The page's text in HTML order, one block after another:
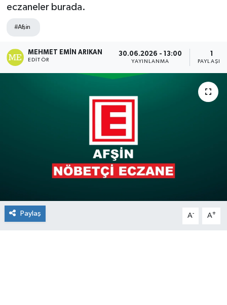
eczaneler burada.
#Afşin
MEHMET EMIN ARIKAN
EDITÖR
30.06.2026 - 13:00
YAYINLANMA
1
PAYLAŞIM
Paylaş A- A+